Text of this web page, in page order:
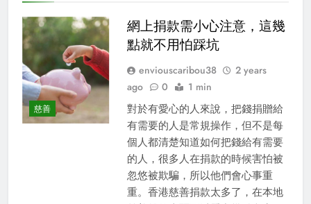
慈善
網上捐款需小心注意，這幾
點就不用怕踩坑
enviouscaribou38
2 years
ago
0 1 min
對於有愛心的人來說，把錢捐贈給
有需要的人是常規操作，但不是每
個人都清楚知道如何把錢給有需要
的人，很多人在捐款的時候害怕被
忽悠被欺騙，所以他們會心事重
重。香港慈善捐款太多了，在本地